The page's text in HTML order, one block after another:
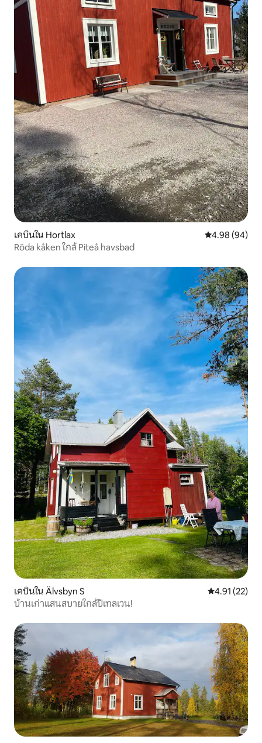
เคบินใน Hortlax คะแนนเฉลี่ย
4.98 (94)
Röda kåken ใกล้ Piteå havsbad
เคบินใน Älvsbyn S คะแนนเฉลี่ย
4.91 (22)
บ้านเก่าแสนสบายใกล้ปิเทลเวน!